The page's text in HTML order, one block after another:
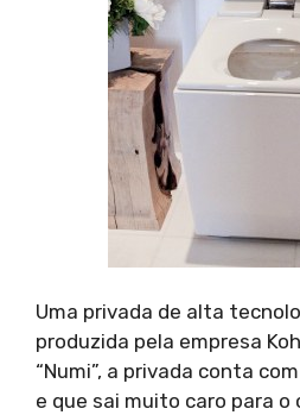
Uma privada de alta
produzida pela empresa
“Numi”, a privada conta
e que sai muito caro para o